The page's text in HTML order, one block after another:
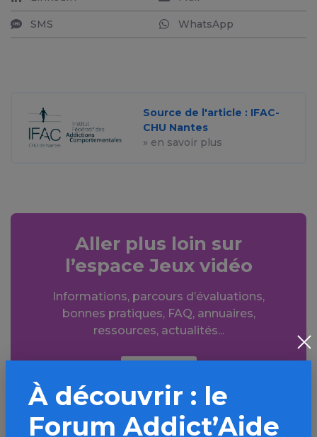
SMS WhatsApp
Source de l'article : IFAC-
CHU Nantes
» en savoir plus
Aller plus loin sur
l’espace Jeux vidéo
Informations, parcours d’évaluations,
bonnes pratiques, FAQ, annuaires,
ressources, actualités...
À découvrir : le
Forum Addict’Aide